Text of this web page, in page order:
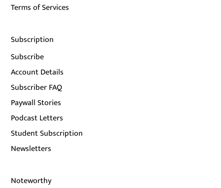
Terms of Services
Subscription
Subscribe
Account Details
Subscriber FAQ
Paywall Stories
Podcast Letters
Student Subscription
Newsletters
Noteworthy